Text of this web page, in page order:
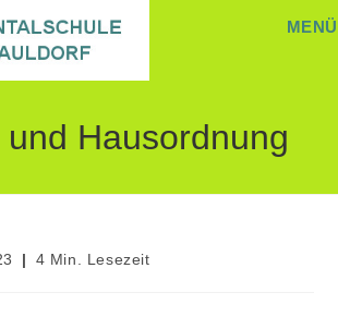
MENÜ
Hausordnung
4 Min. Lesezeit